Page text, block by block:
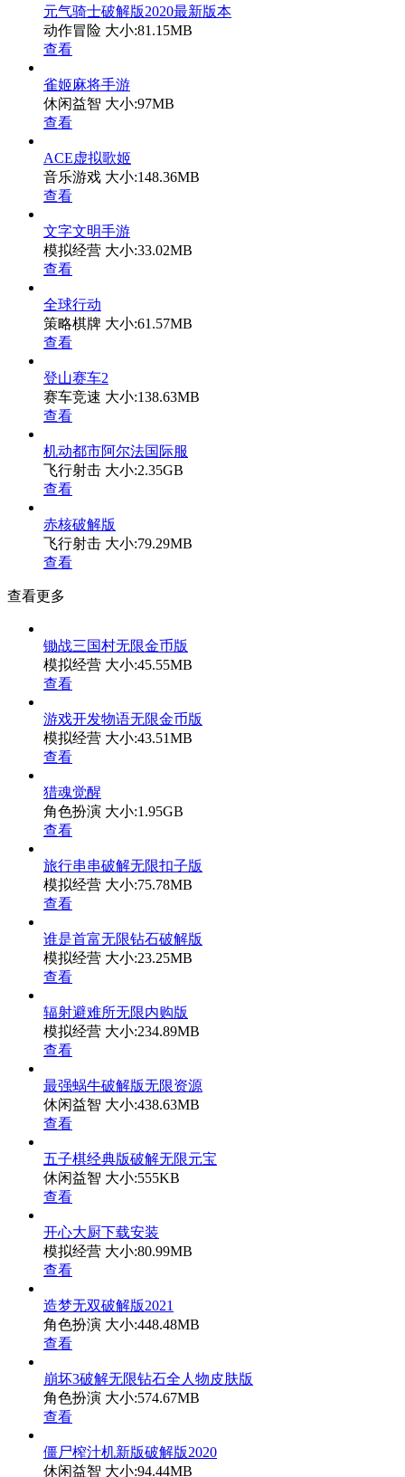
元气骑士破解版2020最新版本
动作冒险 大小:81.15MB
查看
雀姬麻将手游
休闲益智 大小:97MB
查看
ACE虚拟歌姬
音乐游戏 大小:148.36MB
查看
文字文明手游
模拟经营 大小:33.02MB
查看
全球行动
策略棋牌 大小:61.57MB
查看
登山赛车2
赛车竞速 大小:138.63MB
查看
机动都市阿尔法国际服
飞行射击 大小:2.35GB
查看
赤核破解版
飞行射击 大小:79.29MB
查看
查看更多
锄战三国村无限金币版
模拟经营 大小:45.55MB
查看
游戏开发物语无限金币版
模拟经营 大小:43.51MB
查看
猎魂觉醒
角色扮演 大小:1.95GB
查看
旅行串串破解无限扣子版
模拟经营 大小:75.78MB
查看
谁是首富无限钻石破解版
模拟经营 大小:23.25MB
查看
辐射避难所无限内购版
模拟经营 大小:234.89MB
查看
最强蜗牛破解版无限资源
休闲益智 大小:438.63MB
查看
五子棋经典版破解无限元宝
休闲益智 大小:555KB
查看
开心大厨下载安装
模拟经营 大小:80.99MB
查看
造梦无双破解版2021
角色扮演 大小:448.48MB
查看
崩坏3破解无限钻石全人物皮肤版
角色扮演 大小:574.67MB
查看
僵尸榨汁机新版破解版2020
休闲益智 大小:94.44MB